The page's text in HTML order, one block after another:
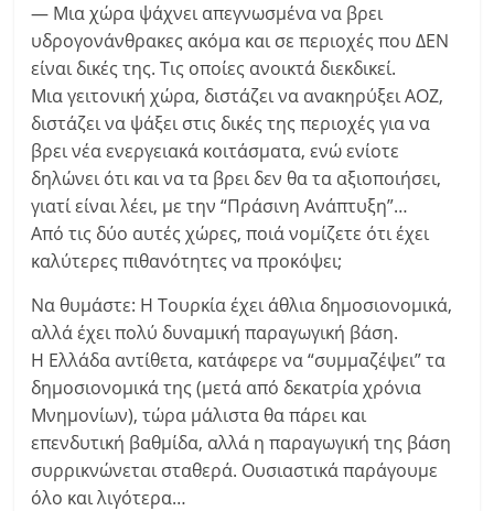
— Μια χώρα ψάχνει απεγνωσμένα να βρει
υδρογονάνθρακες ακόμα και σε περιοχές που ΔΕΝ
είναι δικές της. Τις οποίες ανοικτά διεκδικεί.
Μια γειτονική χώρα, διστάζει να ανακηρύξει ΑΟΖ,
διστάζει να ψάξει στις δικές της περιοχές για να
βρει νέα ενεργειακά κοιτάσματα, ενώ ενίοτε
δηλώνει ότι και να τα βρει δεν θα τα αξιοποιήσει,
γιατί είναι λέει, με την “Πράσινη Ανάπτυξη”…
Από τις δύο αυτές χώρες, ποιά νομίζετε ότι έχει
καλύτερες πιθανότητες να προκόψει;
Να θυμάστε: Η Τουρκία έχει άθλια δημοσιονομικά,
αλλά έχει πολύ δυναμική παραγωγική βάση.
Η Ελλάδα αντίθετα, κατάφερε να “συμμαζέψει” τα
δημοσιονομικά της (μετά από δεκατρία χρόνια
Μνημονίων), τώρα μάλιστα θα πάρει και
επενδυτική βαθμίδα, αλλά η παραγωγική της βάση
συρρικνώνεται σταθερά. Ουσιαστικά παράγουμε
όλο και λιγότερα…